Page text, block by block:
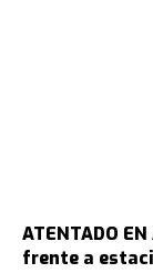
ATENTADO
frente a